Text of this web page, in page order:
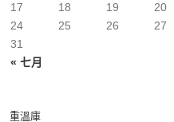
« 七月
17
18 19 20
24
25 26 27
31
重溫庫